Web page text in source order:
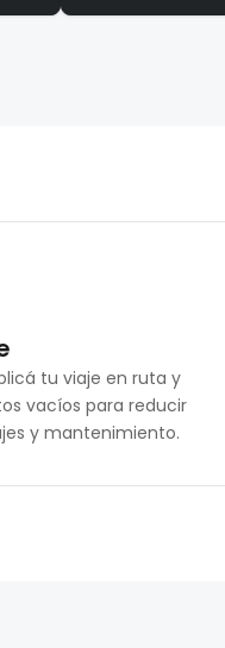
tu viaje en ruta y
vacíos para reducir
y mantenimiento.